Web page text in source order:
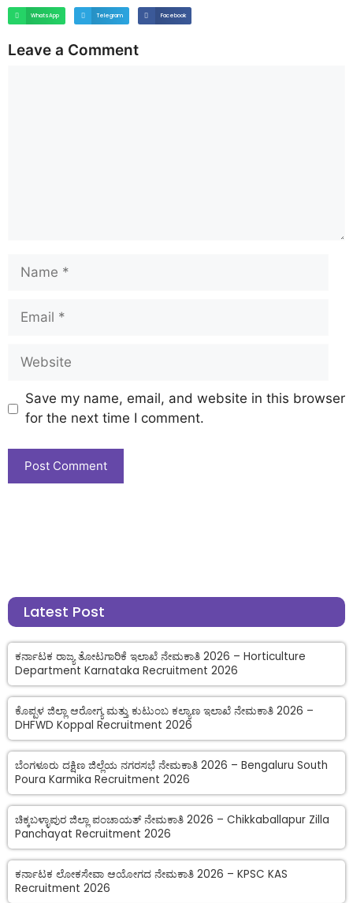
WhatsApp Telegram Facebook
Leave a Comment
Save my name, email, and website in this browser
for the next time I comment.
Latest Post
ಕರ್ನಾಟಕ ರಾಜ್ಯ ತೋಟಗಾರಿಕೆ ಇಲಾಖೆ ನೇಮಕಾತಿ 2026 – Horticulture
Department Karnataka Recruitment 2026
ಕೊಪ್ಪಳ ಜಿಲ್ಲಾ ಆರೋಗ್ಯ ಮತ್ತು ಕುಟುಂಬ ಕಲ್ಯಾಣ ಇಲಾಖೆ ನೇಮಕಾತಿ 2026 –
DHFWD Koppal Recruitment 2026
ಬೆಂಗಳೂರು ದಕ್ಷಿಣ ಜಿಲ್ಲೆಯ ನಗರಸಭೆ ನೇಮಕಾತಿ 2026 – Bengaluru South
Poura Karmika Recruitment 2026
ಚಿಕ್ಕಬಳ್ಳಾಪುರ ಜಿಲ್ಲಾ ಪಂಚಾಯತ್ ನೇಮಕಾತಿ 2026 – Chikkaballapur Zilla
Panchayat Recruitment 2026
ಕರ್ನಾಟಕ ಲೋಕಸೇವಾ ಆಯೋಗದ ನೇಮಕಾತಿ 2026 – KPSC KAS
Recruitment 2026